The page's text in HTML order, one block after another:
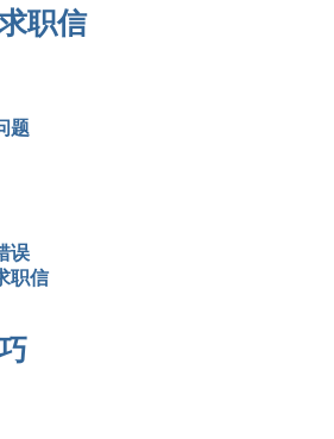
职信
题
误
职信